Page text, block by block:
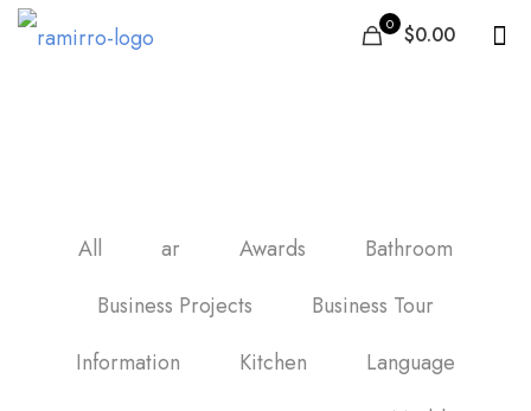
0 $0.00
All ar Awards
Bathroom
Business Projects
Business Tour
Information
Kitchen
Language